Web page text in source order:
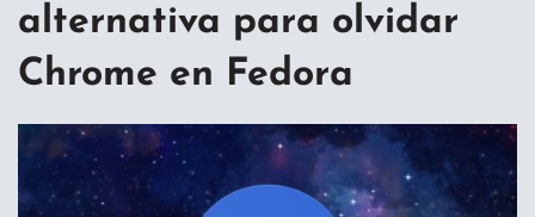
alternativa para olvidar
Chrome en Fedora